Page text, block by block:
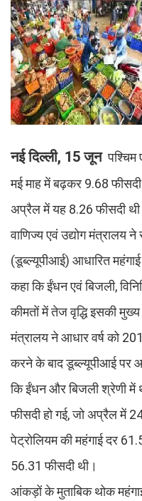
नई दिल्ली, 15 जून पश्चिम
मई माह में बढ़कर 9.68
अप्रैल में यह 8.26 फीसदी
वाणिज्य एवं उद्योग मंत्रालय
(डूब्ल्यूपीआई) आधारित
कहा कि ईंधन एवं बिजली,
कीमतों में तेज वृद्धि इसकी
मंत्रालय ने आधार वर्ष को
करने के बाद डूब्ल्यूपीआई पर
कि ईंधन और बिजली श्रेणी में
फीसदी हो गई, जो अप्रैल में
पेट्रोलियम की महंगाई दर
56.31 फीसदी थी।
आंकड़ों के मुताबिक थोक